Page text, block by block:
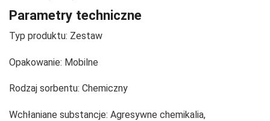
Parametry techniczne
Typ produktu: Zestaw
Opakowanie: Mobilne
Rodzaj sorbentu: Chemiczny
Wchłaniane substancje: Agresywne chemikalia,